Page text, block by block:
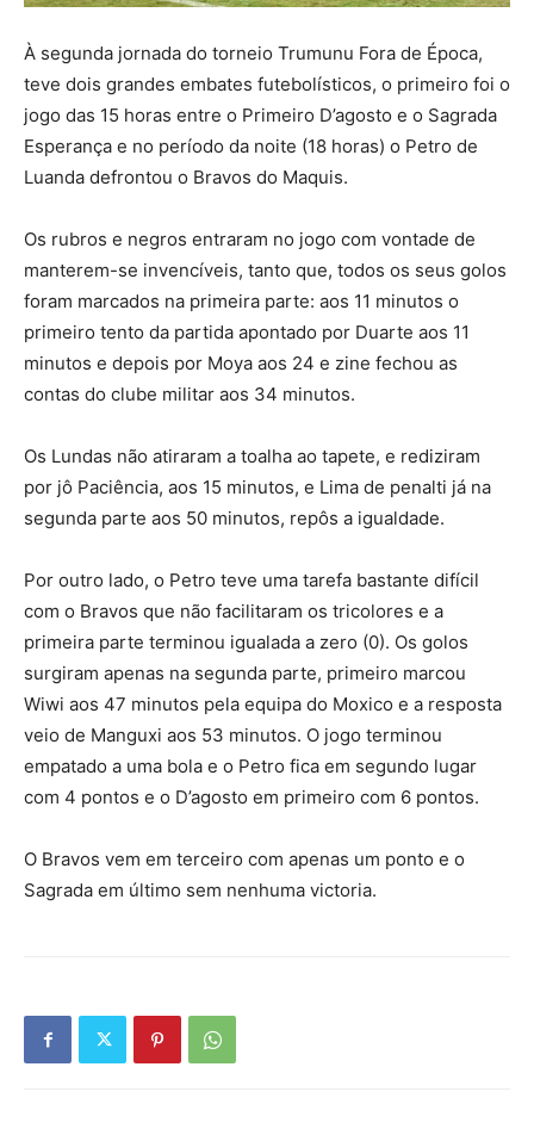
À segunda jornada do torneio Trumunu Fora de Época,
teve dois grandes embates futebolísticos, o primeiro foi o
jogo das 15 horas entre o Primeiro D’agosto e o Sagrada
Esperança e no período da noite (18 horas) o Petro de
Luanda defrontou o Bravos do Maquis.
Os rubros e negros entraram no jogo com vontade de
manterem-se invencíveis, tanto que, todos os seus golos
foram marcados na primeira parte: aos 11 minutos o
primeiro tento da partida apontado por Duarte aos 11
minutos e depois por Moya aos 24 e zine fechou as
contas do clube militar aos 34 minutos.
Os Lundas não atiraram a toalha ao tapete, e rediziram
por jô Paciência, aos 15 minutos, e Lima de penalti já na
segunda parte aos 50 minutos, repôs a igualdade.
Por outro lado, o Petro teve uma tarefa bastante difícil
com o Bravos que não facilitaram os tricolores e a
primeira parte terminou igualada a zero (0). Os golos
surgiram apenas na segunda parte, primeiro marcou
Wiwi aos 47 minutos pela equipa do Moxico e a resposta
veio de Manguxi aos 53 minutos. O jogo terminou
empatado a uma bola e o Petro fica em segundo lugar
com 4 pontos e o D’agosto em primeiro com 6 pontos.
O Bravos vem em terceiro com apenas um ponto e o
Sagrada em último sem nenhuma victoria.